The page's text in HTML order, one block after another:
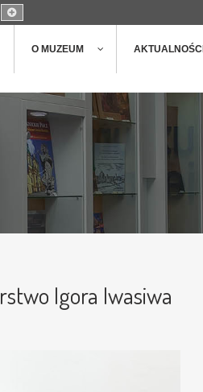
Set Set
Larger
O MUZEUM AKTUALNOŚCI
Igora Iwasiwa